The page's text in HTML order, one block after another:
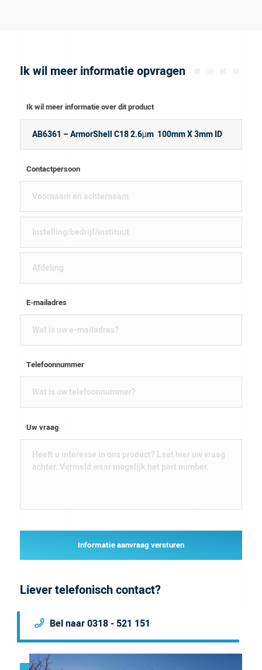
Ik wil meer informatie opvragen
Ik wil meer informatie over dit product
Contactpersoon
E-mailadres
Telefoonnummer
Uw vraag
Informatie aanvraag versturen
Liever telefonisch contact?
Bel naar 0318 - 521 151